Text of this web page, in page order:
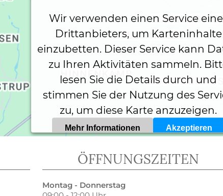
Wir verwenden einen Service
Drittanbieters, um Karteninhalte
einzubetten. Dieser Service kann
zu Ihren Aktivitäten sammeln.
lesen Sie die Details durch und
stimmen Sie der Nutzung des
zu, um diese Karte anzuzeigen.
Mehr Informationen Akzeptieren
Powered byÖFFNUNGSZEITEN
Montag - Donnerstag